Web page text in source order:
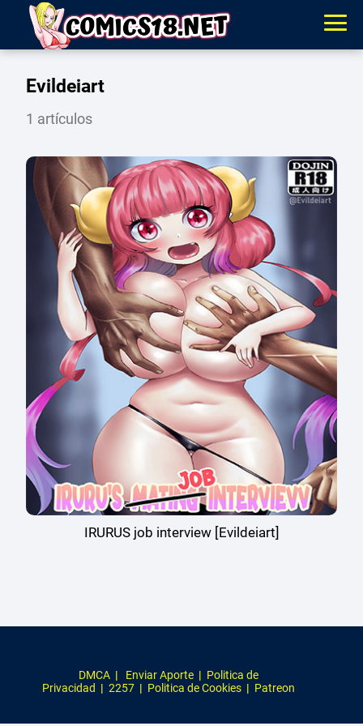
Evildeiart
1 artículos
IRURUS job interview [Evildeiart]
DMCA | Enviar Aporte | Politica de
Privacidad | 2257 | Politica de Cookies | Patreon